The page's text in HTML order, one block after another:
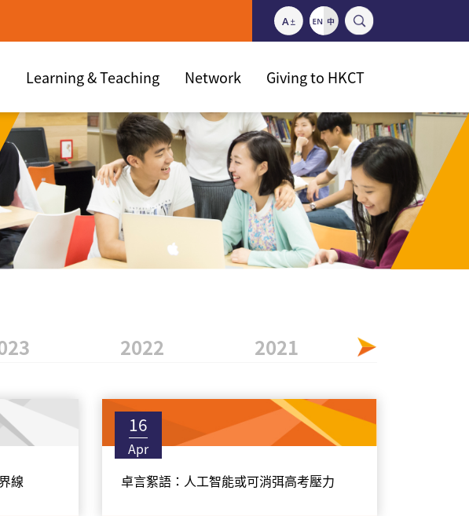
Learning & Teaching Network Giving to HKCT
2022 2021
線
16
Apr
卓言絮語：人工智能或可消弭高考壓力